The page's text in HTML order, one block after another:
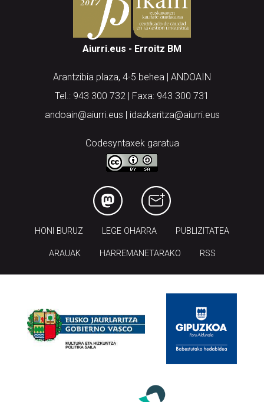
Aiurri.eus - Erroitz BM
Arantzibia plaza, 4-5 behea | ANDOAIN
Tel.: 943 300 732 | Faxa: 943 300 731
andoain@aiurri.eus | idazkaritza@aiurri.eus
Codesyntaxek garatua
HONI BURUZ LEGE OHARRA PUBLIZITATEA
ARAUAK HARREMANETARAKO RSS